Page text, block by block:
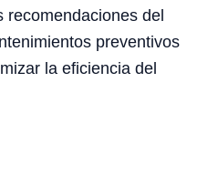
recomendaciones del
preventivos
la eficiencia del